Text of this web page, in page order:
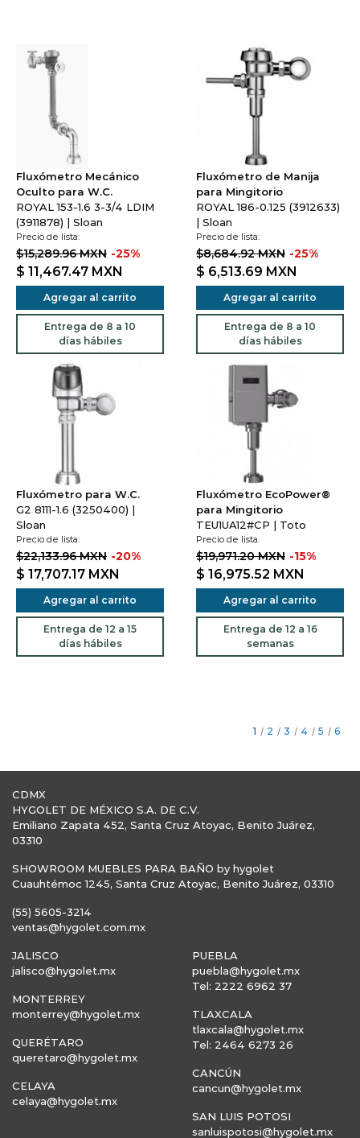
Fluxómetro Mecánico
Oculto para W.C.
ROYAL 153-1.6 3-3/4 LDIM
(3911878) | Sloan
Precio de lista:
$15,289.96 MXN -25%
$ 11,467.47 MXN
Agregar al carrito
Entrega de 8 a 10
días hábiles
Fluxómetro de Manija
para Mingitorio
ROYAL 186-0.125 (3912633)
| Sloan
Precio de lista:
$8,684.92 MXN -25%
$ 6,513.69 MXN
Agregar al carrito
Entrega de 8 a 10
días hábiles
Fluxómetro para W.C.
G2 8111-1.6 (3250400) |
Sloan
Precio de lista:
$22,133.96 MXN -20%
$ 17,707.17 MXN
Agregar al carrito
Entrega de 12 a 15
días hábiles
Fluxómetro EcoPower®
para Mingitorio
TEU1UA12#CP | Toto
Precio de lista:
$19,971.20 MXN -15%
$ 16,975.52 MXN
Agregar al carrito
Entrega de 12 a 16
semanas
1 / 2 / 3 / 4 / 5 / 6
CDMX
HYGOLET DE MÉXICO S.A. DE C.V.
Emiliano Zapata 452, Santa Cruz Atoyac, Benito Juárez,
03310
SHOWROOM MUEBLES PARA BAÑO by hygolet
Cuauhtémoc 1245, Santa Cruz Atoyac, Benito Juárez, 03310
(55) 5605-3214
ventas@hygolet.com.mx
JALISCO
jalisco@hygolet.mx
MONTERREY
monterrey@hygolet.mx
QUERÉTARO
queretaro@hygolet.mx
CELAYA
celaya@hygolet.mx
PUEBLA
puebla@hygolet.mx
Tel: 2222 6962 37
TLAXCALA
tlaxcala@hygolet.mx
Tel: 2464 6273 26
CANCÚN
cancun@hygolet.mx
SAN LUIS POTOSI
sanluispotosi@hygolet.mx